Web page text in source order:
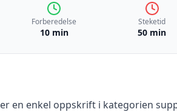
Forberedelse
10 min
Steketid
50 min
er en enkel oppskrift i kategorien